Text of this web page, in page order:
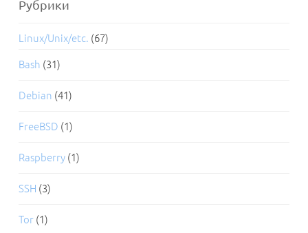
Рубрики
Linux/Unix/etc. (67)
Bash (31)
Debian (41)
FreeBSD (1)
Raspberry (1)
SSH (3)
Tor (1)